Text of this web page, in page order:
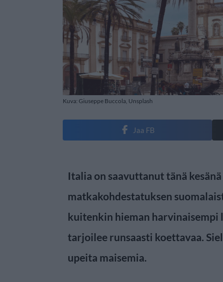
Kuva: Giuseppe Buccola, Unsplash
Jaa FB
Italia on saavuttanut tänä
matkakohdestatuksen
kuitenkin hieman harvinaisempi
tarjoilee runsaasti koettavaa.
upeita maisemia.